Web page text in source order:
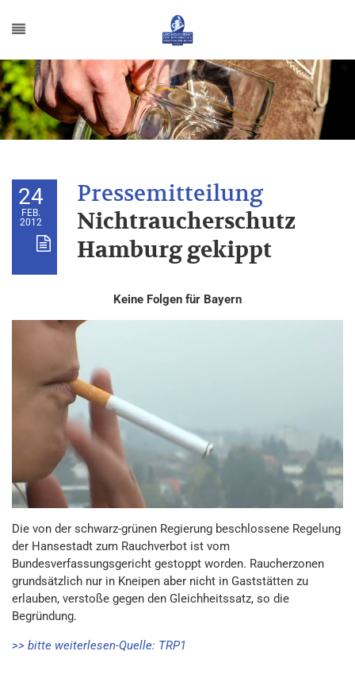
24
FEB.
2012
Nichtraucherschutz
Hamburg gekippt
Keine Folgen für Bayern
Die von der schwarz-grünen Regierung beschlossene Regelung
der Hansestadt zum Rauchverbot ist vom
Bundesverfassungsgericht gestoppt worden. Raucherzonen
grundsätzlich nur in Kneipen aber nicht in Gaststätten zu
erlauben, verstoße gegen den Gleichheitssatz, so die
Begründung.
>> bitte weiterlesen-Quelle: TRP1